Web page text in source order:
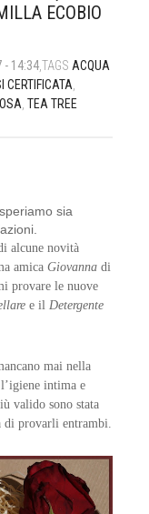
ECOBIO
- 14:34,TAGS ACQUA
CERTIFICATA
TEA TREE
sia
alcune novità
amica Giovanna di
provare le nuove
e il Detergente
mai nella
intima e
valido sono stata
di provarli entrambi.